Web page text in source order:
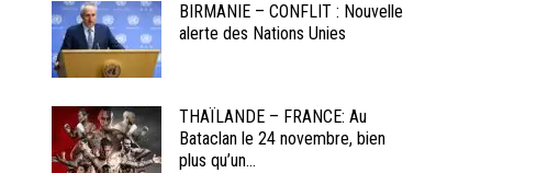
BIRMANIE – CONFLIT : Nouvelle
alerte des Nations Unies
THAÏLANDE – FRANCE: Au
Bataclan le 24 novembre, bien
plus qu’un...